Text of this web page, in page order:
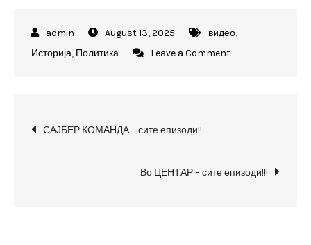
August 13, 2025 видео,
Историја, Политика Leave a Comment
Post
navigation
САЈБЕР КОМАНДА – сите епизоди!!
Во ЦЕНТАР – сите епизоди!!!